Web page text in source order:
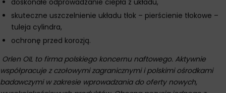
doskonałe odprowadzanie ciepła z układu,
skuteczne uszczelnienie układu tłok – pierścienie tłokowe –
tuleja cylindra,
ochronę przed korozją.
Orlen OIL to firma polskiego koncernu naftowego. Aktywnie
współpracuje z czołowymi zagranicznymi i polskimi ośrodkami
badawczymi w zakresie wprowadzania do oferty nowych,